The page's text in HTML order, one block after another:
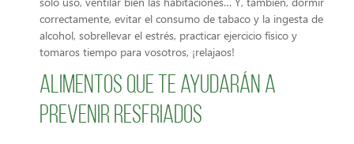
correctamente, evitar el consumo de tabaco y la ingesta de
alcohol, sobrellevar el estrés, practicar ejercicio físico y
tomaros tiempo para vosotros, ¡relajaos!
Alimentos que te ayudarán a
prevenir resfriados